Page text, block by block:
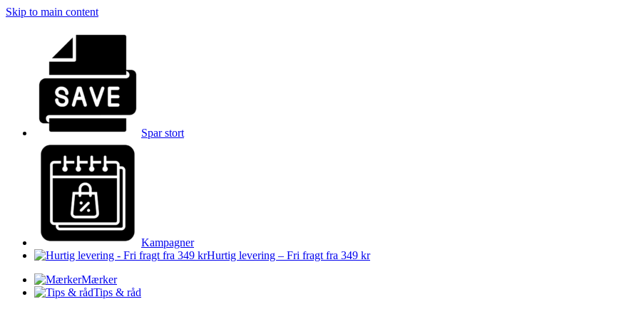
Skip to main content
Spar stort
Kampagner
Hurtig levering – Fri fragt fra 349 kr
Mærker
Tips & råd